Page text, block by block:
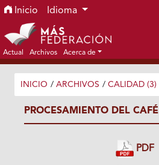
Ir al menú de navegación principal
Ir al contenido principal
Ir al pie de página del sitio
Inicio Idioma
Actual Archivos Acerca de
INICIO / ARCHIVOS / CALIDAD (3)
PROCESAMIENTO DEL CAFÉ
PDF